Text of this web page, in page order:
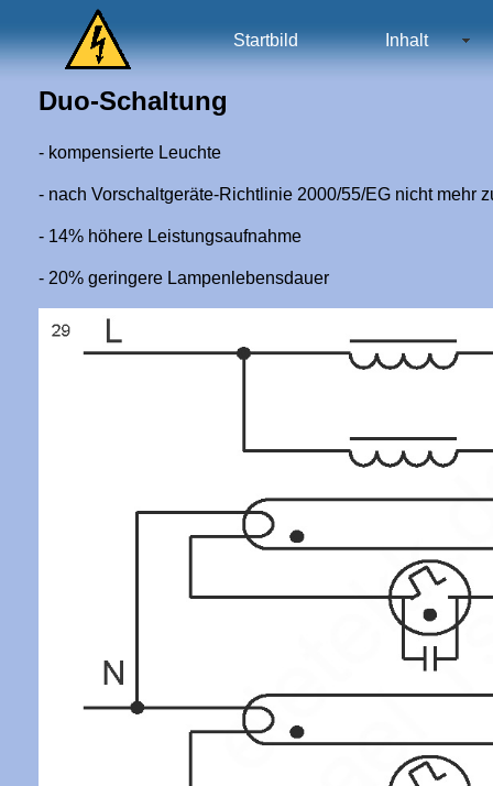
Startbild Inhalt
Duo-Schaltung
- kompensierte Leuchte
- nach Vorschaltgeräte-Richtlinie 2000/55/EG nicht mehr
- 14% höhere Leistungsaufnahme
- 20% geringere Lampenlebensdauer